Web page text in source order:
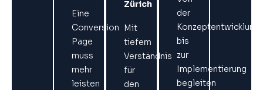
Eine
Conversion
Page
muss
mehr
leisten
Zürich
Mit
tiefem
Verständnis
für
den
der
Konzeptentwicklung
bis
zur
Implementierung
begleiten